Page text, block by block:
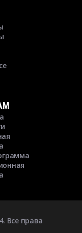
Все права